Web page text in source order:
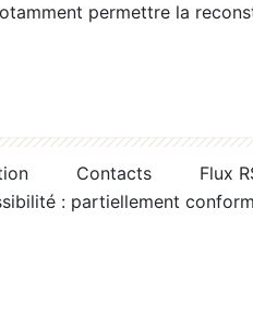
permettre la
Contacts
Flux
: partiellement